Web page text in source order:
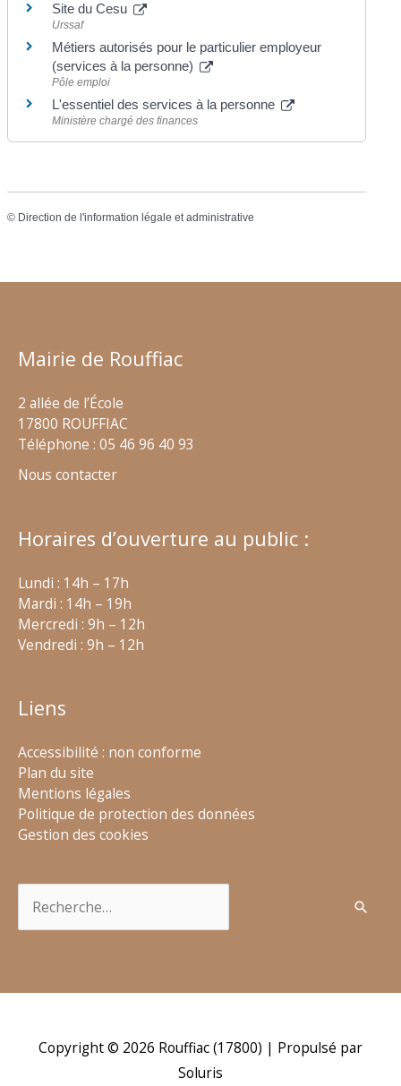
Site du Cesu
Urssaf
Métiers autorisés pour le particulier employeur
(services à la personne)
Pôle emploi
L'essentiel des services à la personne
Ministère chargé des finances
© Direction de l'information légale et administrative
Mairie de Rouffiac
2 allée de l’École
17800 ROUFFIAC
Téléphone : 05 46 96 40 93
Nous contacter
Horaires d’ouverture au public :
Lundi : 14h – 17h
Mardi : 14h – 19h
Mercredi : 9h – 12h
Vendredi : 9h – 12h
Liens
Accessibilité : non conforme
Plan du site
Mentions légales
Politique de protection des données
Gestion des cookies
Copyright © 2026 Rouffiac (17800) | Propulsé par
Soluris